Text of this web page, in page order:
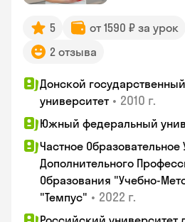
5 от 1590 ₽ за урок
2 отзыва
Донской
университет • 2010 г.
Южный федеральный
Частное
Дополнительного
Образования "Учебно-
"Темпус" • 2022 г.